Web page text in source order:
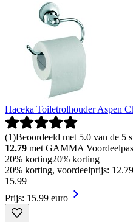
Haceka Toiletrolhouder Aspen
(1)Beoordeeld met 5.0 van de 5
12.79 met GAMMA Voordeelpas
20% korting20% korting
20% korting, voordeelprijs:
15.99
Prijs: 15.99 euro